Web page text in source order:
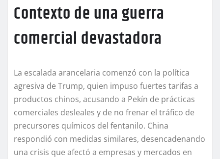
Contexto de una guerra
comercial devastadora
La escalada arancelaria comenzó con la política
agresiva de Trump, quien impuso fuertes tarifas a
productos chinos, acusando a Pekín de prácticas
comerciales desleales y de no frenar el tráfico de
precursores químicos del fentanilo. China
respondió con medidas similares, desencadenando
una crisis que afectó a empresas y mercados en